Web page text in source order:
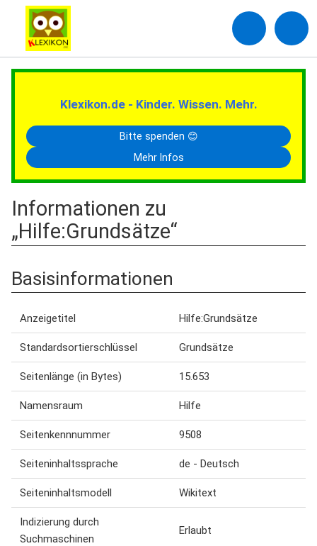
Klexikon.de - Kinder. Wissen. Mehr.
Bitte spenden 😊
Mehr Infos
Informationen zu
„Hilfe:Grundsätze“
Basisinformationen
Anzeigetitel Hilfe:Grundsätze
Standardsortierschlüssel Grundsätze
Seitenlänge (in Bytes) 15.653
Namensraum Hilfe
Seitenkennnummer 9508
Seiteninhaltssprache de - Deutsch
Seiteninhaltsmodell Wikitext
Indizierung durch
Suchmaschinen
Erlaubt